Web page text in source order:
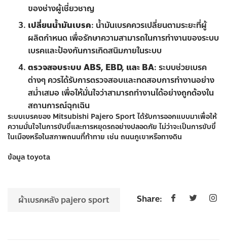
ของช่างผู้เชี่ยวชาญ
เปลี่ยนน้ำมันเบรค: น้ำมันเบรคควรเปลี่ยนตามระยะที่ผู้
ผลิตกำหนด เพื่อรักษาความสามารถในการทำงานของระบบ
เบรคและป้องกันการเกิดสนิมภายในระบบ
ตรวจสอบระบบ ABS, EBD, และ BA: ระบบช่วยเบรค
ต่างๆ ควรได้รับการตรวจสอบและทดสอบการทำงานอย่าง
สม่ำเสมอ เพื่อให้มั่นใจว่าสามารถทำงานได้อย่างถูกต้องใน
สถานการณ์ฉุกเฉิน
ระบบเบรคของ Mitsubishi Pajero Sport ได้รับการออกแบบมาเพื่อให้
ความมั่นใจในการขับขี่และการหยุดรถอย่างปลอดภัย ไม่ว่าจะเป็นการขับขี่
ในเมืองหรือในสภาพถนนที่ท้าทาย เช่น ถนนภูเขาหรือทางดิน
ข้อมูลtoyota
ผ้าเบรคหลัง pajero sport Share: